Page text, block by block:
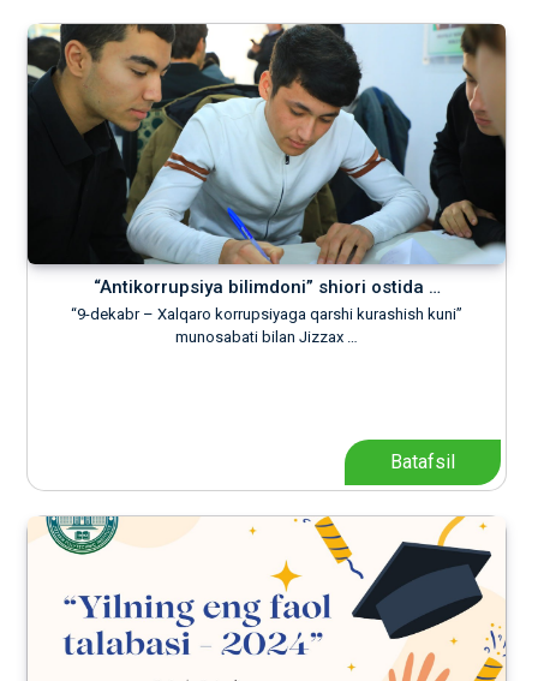
“Antikorrupsiya bilimdoni” shiori ostida …
“9-dekabr – Xalqaro korrupsiyaga qarshi kurashish kuni”
munosabati bilan Jizzax …
Batafsil